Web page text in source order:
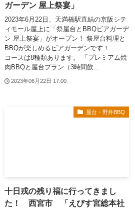
ガーデン 屋上祭宴」
2023年6月22日、天満橋駅直結の京阪シテ
ィモール屋上に「祭屋台とBBQビアガーデ
ン 屋上祭宴」がオープン！ 祭屋台料理と
BBQが楽しめるビアガーデンです！
コースは8種類あります。 「プレミアム焼
肉BBQと屋台プラン（3時間飲...
2023年06月22日 17:00
屋台・野外BBQ
十日戎の残り福に行ってきまし
た！ 西宮市 「えびす宮総本社